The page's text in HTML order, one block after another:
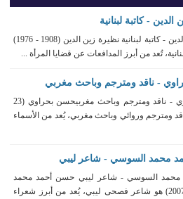
- كاتبة لبنانية
تعريف نظيرة زين الدين - كاتبة لبنانية نظيرة زين الدين (1908 - 1976)
تُعد من أبرز المدافعات عن قضايا المرأة ...
- ناقد ومترجم وباحث مغربي
تعريف حسن بحراوي - ناقد ومترجم وباحث مغربيحسن بحراوي (23
هو ناقد ومترجم وروائي وباحث مغربي، يُعد من الأسماء
محمد السوسي - شاعر ليبي
السوسي - شاعر ليبي حسن أحمد محمد
السوسي (1924 - 2007) هو شاعر فصحى ليبي، يُعد من أبرز شعراء